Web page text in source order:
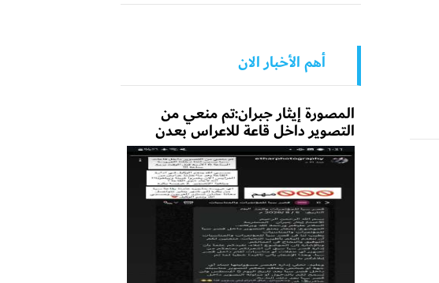
أهم الأخبار الان
المصورة إيثار جبران:تم منعي من
التصوير داخل قاعة للاعراس بعدن